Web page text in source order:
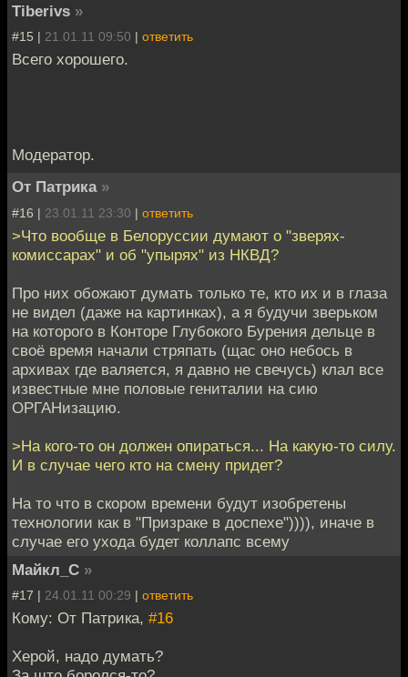
Tiberivs »
#15 | 21.01.11 09:50 | ответить
Всего хорошего.
Модератор.
От Патрика »
#16 | 23.01.11 23:30 | ответить
>Что вообще в Белоруссии думают о "зверях-
комиссарах" и об "упырях" из НКВД?
Про них обожают думать только те, кто их и в глаза
не видел (даже на картинках), а я будучи зверьком
на которого в Конторе Глубокого Бурения дельце в
своё время начали стряпать (щас оно небось в
архивах где валяется, я давно не свечусь) клал все
известные мне половые гениталии на сию
ОРГАНизацию.
>На кого-то он должен опираться... На какую-то силу.
И в случае чего кто на смену придет?
На то что в скором времени будут изобретены
технологии как в "Призраке в доспехе")))), иначе в
случае его ухода будет коллапс всему
Майкл_С »
#17 | 24.01.11 00:29 | ответить
Кому: От Патрика, #16
Херой, надо думать?